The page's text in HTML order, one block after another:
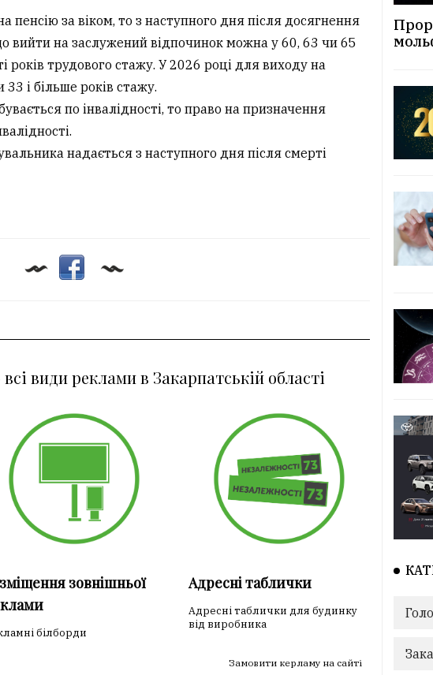
за віком, то з наступного дня після досягнення
вийти на заслужений відпочинок можна у 60, 63 чи 65
років трудового стажу. У 2026 році для виходу на
і більше років стажу.
по інвалідності, то право на призначення
надається з наступного дня після смерті
види реклами в Закарпатській області
зовнішньої
білборди
Адресні таблички
Адресні таблички для будинку
від виробника
Замовити керламу на сайті